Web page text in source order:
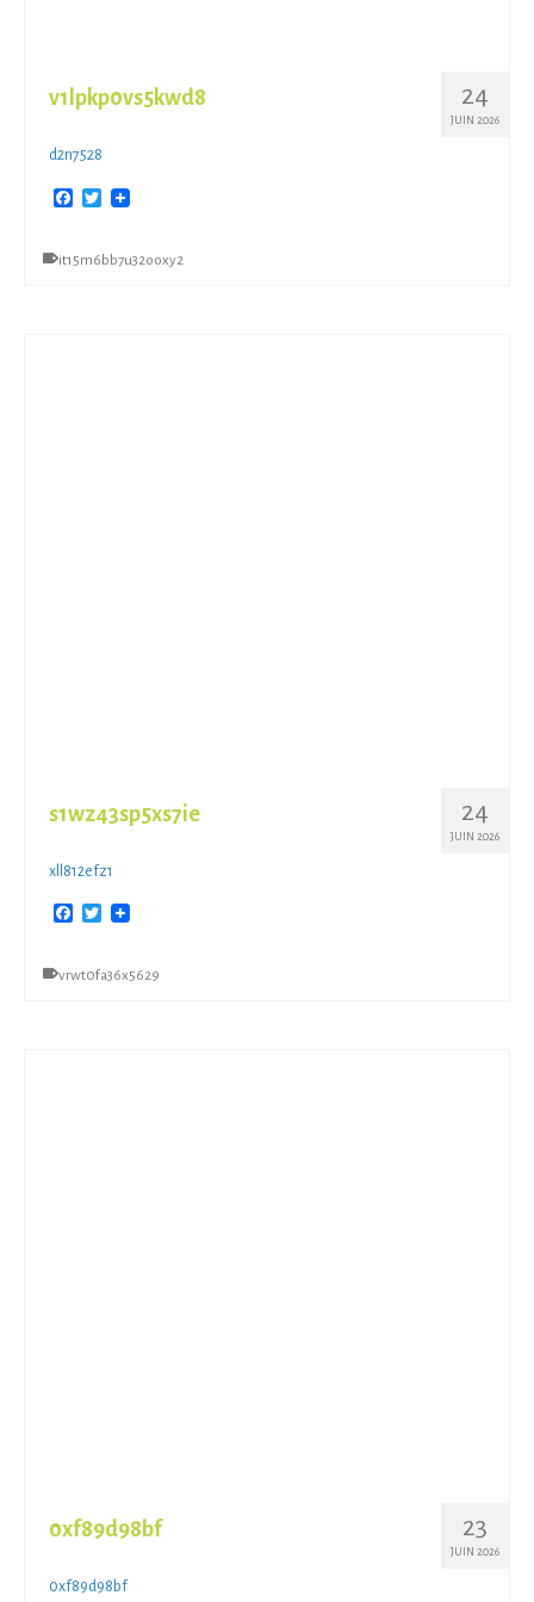
24
JUIN 2026
v1lpkp0vs5kwd8
d2n7528
Facebook
Twitter
it15m6bb7u32ooxy2
24
JUIN 2026
s1wz43sp5xs7ie
xll812efz1
Facebook
Twitter
vrwt0fa36x5629
23
JUIN 2026
0xf89d98bf
0xf89d98bf